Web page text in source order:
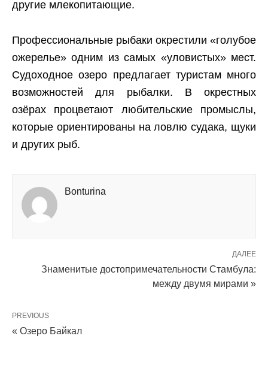
другие млекопитающие.
Профессиональные рыбаки окрестили «голубое
ожерелье» одним из самых «уловистых» мест.
Судоходное озеро предлагает туристам много
возможностей для рыбалки. В окрестных
озёрах процветают любительские промыслы,
которые ориентированы на ловлю судака, щуки
и других рыб.
Bonturina
ДАЛЕЕ
Знаменитые достопримечательности Стамбула:
между двумя мирами »
PREVIOUS
« Озеро Байкал